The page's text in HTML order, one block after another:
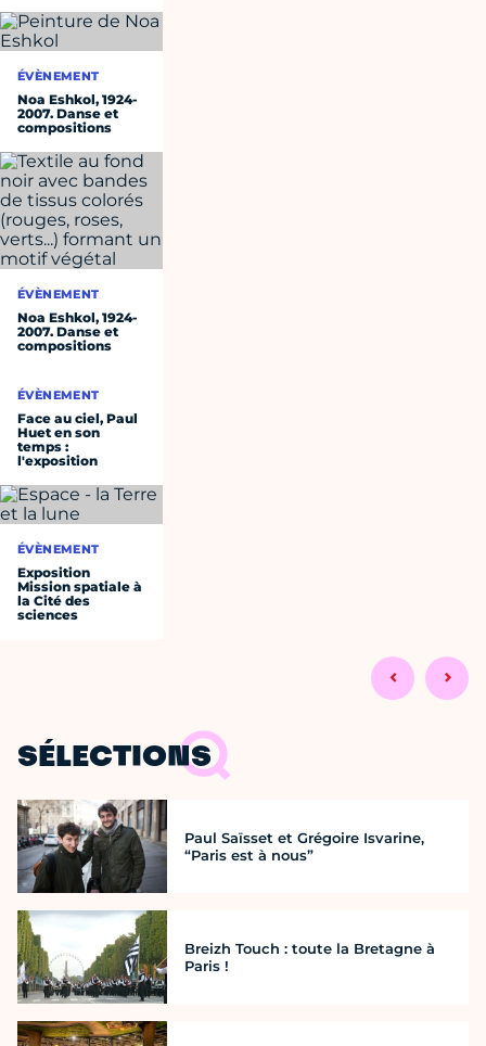
ÉVÈNEMENT
Noa Eshkol, 1924-
2007. Danse et
compositions
ÉVÈNEMENT
Noa Eshkol, 1924-
2007. Danse et
compositions
ÉVÈNEMENT
Face au ciel, Paul
Huet en son
temps :
l'exposition
ÉVÈNEMENT
Exposition
Mission spatiale à
la Cité des
sciences
SÉLECTIONS
Paul Saïsset et Grégoire Isvarine,
“Paris est à nous”
Breizh Touch : toute la Bretagne à
Paris !